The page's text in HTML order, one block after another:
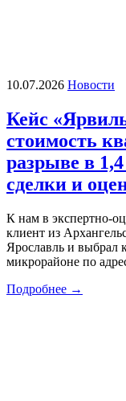
10.07.2026 Новости
Кейс
стоимость
разрыве в
сделки и
К нам в экспертно-
клиент из
Ярославль и выбрал
микрорайоне по
Подробнее →